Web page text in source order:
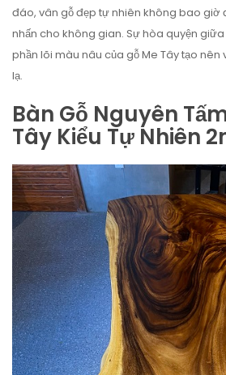
đáo, vân gỗ đẹp tự nhiên không bao giờ
nhấn cho không gian. Sự hòa quyện
phần lõi màu nâu của gỗ Me Tây tạo
lạ.
Bàn Gỗ Nguyên
Tây Kiểu Tự Nhiên